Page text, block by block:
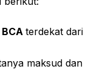
terdekat dari
maksud dan